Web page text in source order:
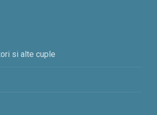
si alte cuple